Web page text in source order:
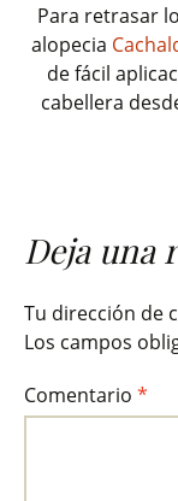
Para retrasar
alopecia
de fácil
cabellera
Deja una
Tu dirección de
Los campos
Comentario *